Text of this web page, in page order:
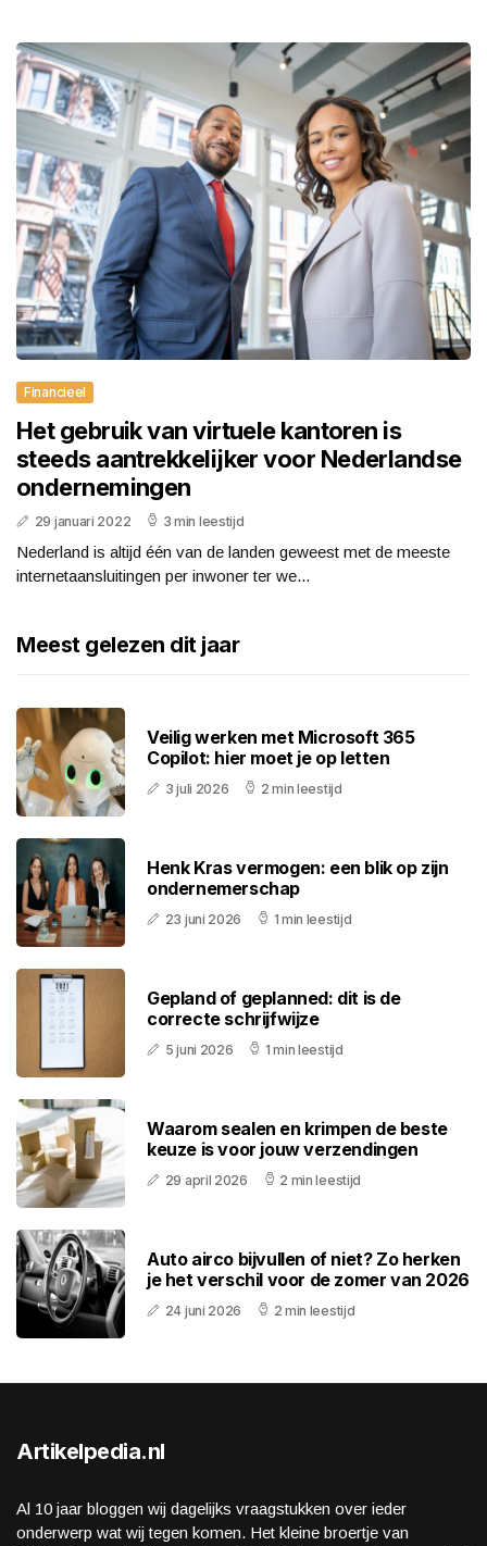
Financieel
Het gebruik van virtuele kantoren is
steeds aantrekkelijker voor Nederlandse
ondernemingen
29 januari 2022 3 min leestijd
Nederland is altijd één van de landen geweest met de meeste
internetaansluitingen per inwoner ter we...
Meest gelezen dit jaar
Veilig werken met Microsoft 365
Copilot: hier moet je op letten
3 juli 2026 2 min leestijd
Henk Kras vermogen: een blik op zijn
ondernemerschap
23 juni 2026 1 min leestijd
Gepland of geplanned: dit is de
correcte schrijfwijze
5 juni 2026 1 min leestijd
Waarom sealen en krimpen de beste
keuze is voor jouw verzendingen
29 april 2026 2 min leestijd
Auto airco bijvullen of niet? Zo herken
je het verschil voor de zomer van 2026
24 juni 2026 2 min leestijd
Artikelpedia.nl
Al 10 jaar bloggen wij dagelijks vraagstukken over ieder
onderwerp wat wij tegen komen. Het kleine broertje van